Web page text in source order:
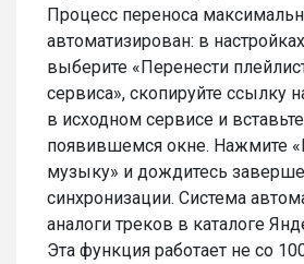
Процесс переноса
автоматизирован: в
выберите «Перенести
сервиса», скопируйте ссылку
в исходном сервисе и
появившемся окне. Нажмите
музыку» и дождитесь
синхронизации. Система
аналоги треков в каталоге
Эта функция работает не со